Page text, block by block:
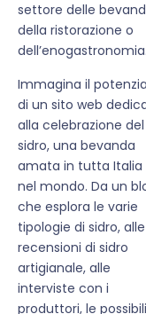
settore delle
della ristorazione o
dell’enogastronomia.
Immagina il
di un sito web
alla celebrazione del
sidro, una bevanda
amata in tutta Italia
nel mondo. Da un
che esplora le varie
tipologie di sidro, alle
recensioni di sidro
artigianale, alle
interviste con i
produttori, le